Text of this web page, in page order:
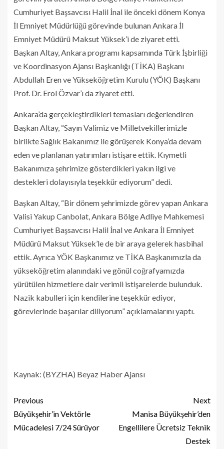
Cumhuriyet Başsavcısı Halil İnal ile önceki dönem Konya
İl Emniyet Müdürlüğü görevinde bulunan Ankara İl
Emniyet Müdürü Maksut Yüksek’i de ziyaret etti.
Başkan Altay, Ankara programı kapsamında Türk İşbirliği
ve Koordinasyon Ajansı Başkanlığı (TİKA) Başkanı
Abdullah Eren ve Yükseköğretim Kurulu (YÖK) Başkanı
Prof. Dr. Erol Özvar’ı da ziyaret etti.
Ankara’da gerçekleştirdikleri temasları değerlendiren
Başkan Altay, “Sayın Valimiz ve Milletvekillerimizle
birlikte Sağlık Bakanımız ile görüşerek Konya’da devam
eden ve planlanan yatırımları istişare ettik. Kıymetli
Bakanımıza şehrimize gösterdikleri yakın ilgi ve
destekleri dolayısıyla teşekkür ediyorum” dedi.
Başkan Altay, “Bir dönem şehrimizde görev yapan Ankara
Valisi Yakup Canbolat, Ankara Bölge Adliye Mahkemesi
Cumhuriyet Başsavcısı Halil İnal ve Ankara İl Emniyet
Müdürü Maksut Yüksek’le de bir araya gelerek hasbihal
ettik. Ayrıca YÖK Başkanımız ve TİKA Başkanımızla da
yükseköğretim alanındaki ve gönül coğrafyamızda
yürütülen hizmetlere dair verimli istişarelerde bulunduk.
Nazik kabulleri için kendilerine teşekkür ediyor,
görevlerinde başarılar diliyorum” açıklamalarını yaptı.
Kaynak: (BYZHA) Beyaz Haber Ajansı
Previous
Büyükşehir’in Vektörle
Mücadelesi 7/24 Sürüyor
Next
Manisa Büyükşehir’den
Engellilere Ücretsiz Teknik
Destek